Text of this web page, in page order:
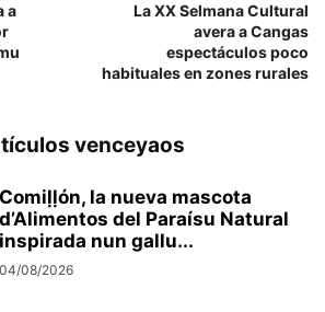
a
La XX Selmana Cultural
avera a Cangas
espectáculos poco
habituales en zones rurales
venceyaos
Comiḷḷón, la nueva mascota
d’Alimentos del Paraísu Natural
inspirada nun gallu...
04/08/2026